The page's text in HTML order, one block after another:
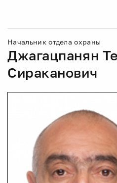
Начальник отдела охраны
Джагацпанян
Сираканович